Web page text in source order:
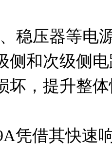
侧和次级侧
坏，提升整
凭借其快速